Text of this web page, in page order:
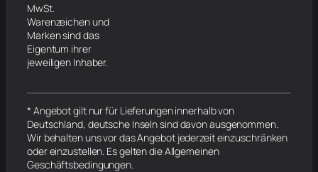
MwSt.
Warenzeichen und
Marken sind das
Eigentum ihrer
jeweiligen Inhaber.
* Angebot gilt nur für Lieferungen innerhalb von
Deutschland, deutsche Inseln sind davon ausgenommen.
Wir behalten uns vor das Angebot jederzeit einzuschränken
oder einzustellen. Es gelten die Allgemeinen
Geschäftsbedingungen.